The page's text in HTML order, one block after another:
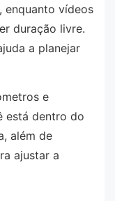
enquanto vídeos
duração livre.
a planejar
e
está dentro do
além de
ajustar a